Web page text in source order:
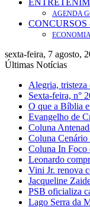
AGENDA
CONCURSOS
sexta-feira, 7 agosto,
Últimas Notícias
Alegria, tristeza
Sexta-feira, n°
O que a Bíblia
Evangelho de
Coluna
Coluna Cenário
Coluna In Foco
Leonardo
Vini Jr. renova
Jacqueline
PSB oficializa
Lago Serra da